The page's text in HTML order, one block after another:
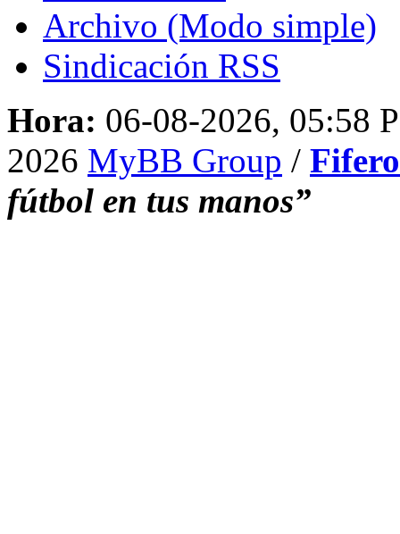
Archivo (Modo simple)
Sindicación RSS
Hora: 06-08-2026, 05:58
2026 MyBB Group /
fútbol en tus manos”